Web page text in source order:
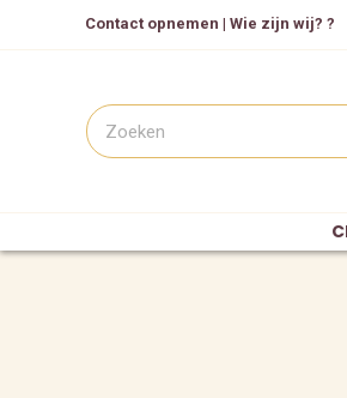
Contact opnemen | Wie zijn wij? ?